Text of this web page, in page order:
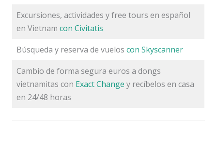
Excursiones, actividades y free tours en español
en Vietnam con Civitatis
Búsqueda y reserva de vuelos con Skyscanner
Cambio de forma segura euros a dongs
vietnamitas con Exact Change y recíbelos en casa
en 24/48 horas